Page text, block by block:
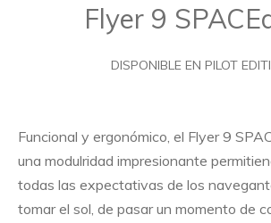
Flyer 9
DISPONIBLE EN PILOT
Funcional y ergonómico, el Flyer 9
una modulridad impresionante
todas las expectativas de los
tomar el sol, de pasar un momento de